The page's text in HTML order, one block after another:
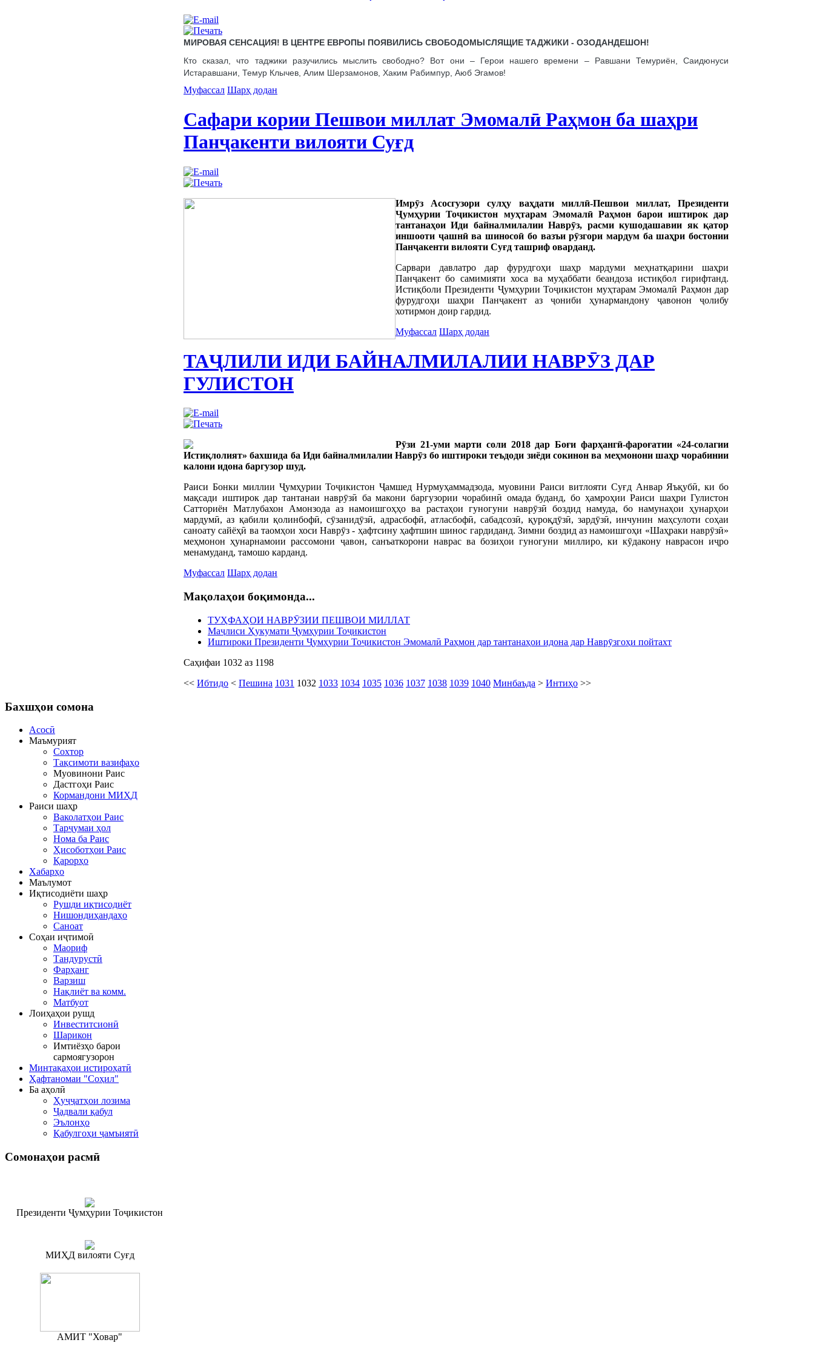
МИРОВАЯ СЕНСАЦИЯ! В ЦЕНТРЕ ЕВРОПЫ ПОЯВИЛИСЬ СВОБОДОМЫСЛЯЩИЕ ТАДЖИКИ - ОЗОДАНДЕШОН!
Кто сказал, что таджики разучились мыслить свободно? Вот они – Герои нашего времени – Равшани Темуриён, Саидюнуси
Истаравшани, Темур Клычев, Алим Шерзамонов, Хаким Рабимпур, Аюб Эгамов!
Муфассал Шарҳ додан
Сафари кории Пешвои миллат Эмомалӣ Раҳмон ба шаҳри
Панҷакенти вилояти Суғд
Имрӯз Асосгузори сулҳу ваҳдати миллӣ-Пешвои миллат, Президенти
Ҷумҳурии Тоҷикистон муҳтарам Эмомалӣ Раҳмон барои иштирок дар
тантанаҳои Иди байналмилалии Наврӯз, расми кушодашавии як қатор
иншооти ҷашнӣ ва шиносоӣ бо вазъи рӯзгори мардум ба шаҳри бостонии
Панҷакенти вилояти Суғд ташриф оварданд.
Сарвари давлатро дар фурудгоҳи шаҳр мардуми меҳнатқарини шаҳри
Панҷакент бо самимияти хоса ва муҳаббати беандоза истиқбол гирифтанд.
Истиқболи Президенти Ҷумҳурии Тоҷикистон муҳтарам Эмомалӣ Раҳмон дар
фурудгоҳи шаҳри Панҷакент аз ҷониби ҳунармандону ҷавонон ҷолибу
хотирмон доир гардид.
Муфассал Шарҳ додан
ТАҶЛИЛИ ИДИ БАЙНАЛМИЛАЛИИ НАВРӮЗ ДАР
ГУЛИСТОН
Рӯзи 21-уми марти соли 2018 дар Боғи фарҳангӣ-фароғатии «24-солагии
Истиқлолият» бахшида ба Иди байналмилалии Наврӯз бо иштироки теъдоди зиёди сокинон ва меҳмонони шаҳр чорабинии
калони идона баргузор шуд.
Раиси Бонки миллии Ҷумҳурии Тоҷикистон Ҷамшед Нурмуҳаммадзода, муовини Раиси витлояти Суғд Анвар Яъқубӣ, ки бо
мақсади иштирок дар тантанаи наврӯзӣ ба макони баргузории чорабинӣ омада буданд, бо ҳамроҳии Раиси шаҳри Гулистон
Сатториён Матлубахон Амонзода аз намоишгоҳҳо ва растаҳои гуногуни наврӯзӣ боздид намуда, бо намунаҳои ҳунарҳои
мардумӣ, аз қабили қолинбофӣ, сӯзанидӯзӣ, адрасбофӣ, атласбофӣ, сабадсозӣ, қуроқдӯзӣ, зардӯзӣ, инчунин маҳсулоти соҳаи
саноату сайёҳӣ ва таомҳои хоси Наврӯз - ҳафтсину ҳафтшин шинос гардиданд. Зимни боздид аз намоишгоҳи «Шаҳраки наврӯзӣ»
меҳмонон ҳунарнамоии рассомони ҷавон, санъаткорони наврас ва бозиҳои гуногуни миллиро, ки кӯдакону наврасон иҷро
менамуданд, тамошо карданд.
Муфассал Шарҳ додан
Мақолаҳои боқимонда...
ТУҲФАҲОИ НАВРӮЗИИ ПЕШВОИ МИЛЛАТ
Маҷлиси Ҳукумати Ҷумҳурии Тоҷикистон
Иштироки Президенти Ҷумҳурии Тоҷикистон Эмомалӣ Раҳмон дар тантанаҳои идона дар Наврӯзгоҳи пойтахт
Саҳифаи 1032 аз 1198
<< Ибтидо < Пешина 1031 1032 1033 1034 1035 1036 1037 1038 1039 1040 Минбаъда > Интиҳо >>
Бахшҳои сомона
Асосӣ
Маъмурият
Сохтор
Тақсимоти вазифаҳо
Муовинони Раис
Дастгоҳи Раис
Кормандони МИҲД
Раиси шаҳр
Ваколатҳои Раис
Тарҷумаи ҳол
Нома ба Раис
Ҳисоботҳои Раис
Қарорҳо
Хабарҳо
Маълумот
Иқтисодиёти шаҳр
Рушди иқтисодиёт
Нишондиҳандаҳо
Саноат
Соҳаи иҷтимоӣ
Маориф
Тандурустӣ
Фарҳанг
Варзиш
Нақлиёт ва комм.
Матбуот
Лоиҳаҳои рушд
Инвеститсионӣ
Шарикон
Имтиёзҳо барои
сармоягузорон
Минтақаҳои истироҳатӣ
Ҳафтаномаи "Соҳил"
Ба аҳолӣ
Ҳуҷҷатҳои лозима
Ҷадвали қабул
Эълонҳо
Қабулгоҳи ҷамъиятӣ
Сомонаҳои расмӣ
Президенти Ҷумҳурии Тоҷикистон
МИҲД вилояти Суғд
АМИТ "Ховар"